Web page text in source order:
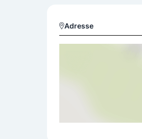
Adresse